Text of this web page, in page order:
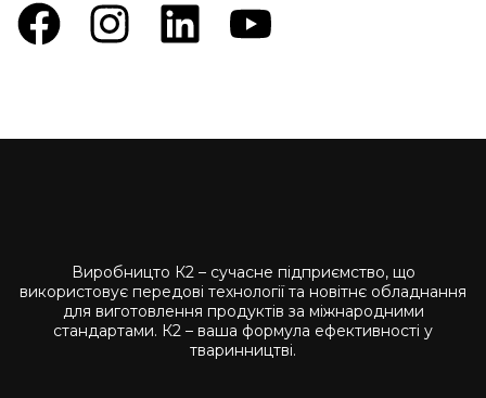
Виробницто К2 – сучасне підприємство, що
використовує передові технології та новітнє обладнання
для виготовлення продуктів за міжнародними
стандартами. К2 – ваша формула ефективності у
тваринництві.